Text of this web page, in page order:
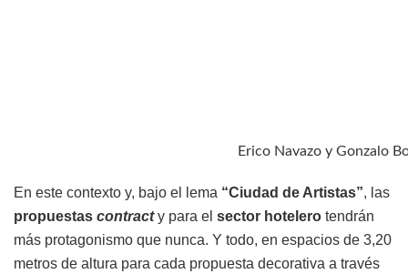
Erico Navazo y Gonzalo
En este contexto y, bajo el lema “Ciudad de Artistas”, las
propuestas contracty para el sector hotelero tendrán
más protagonismo que nunca. Y todo, en espacios de 3,20
metros de altura para cada propuesta decorativa a través